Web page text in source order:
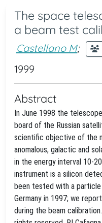
The space
a beam test
Castellano M;
1999
Abstract
In June 1998 the
board of the Russian
scientific objective of the
anomalous, galactic and
in the energy interval 10-
instrument is a silicon
been tested with a
Germany in 1997; we
during the beam